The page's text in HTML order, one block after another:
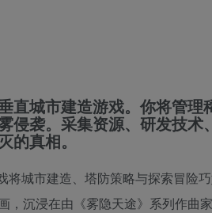
直城市建造游戏。你将管
侵袭。采集资源、研发技
真相。
城市建造、塔防策略与探索冒险
，沉浸在由《雾隐天途》系列作曲家